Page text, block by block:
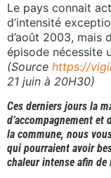
Le pays connait
d’intensité
d’août 2003, mais
épisode nécessite
(Source https://
21 juin à 20H30)
Ces derniers jours la
d’accompagnement et
la commune, nous
qui pourraient avoir
chaleur intense afin